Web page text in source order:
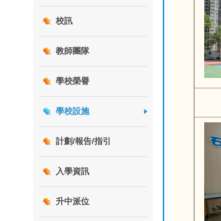
校訊
教師團隊
學校榮譽
學校設施
計劃/報告/指引
入學資訊
升中派位